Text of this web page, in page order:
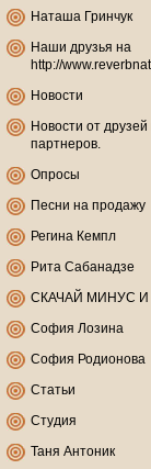
Наташа Гринчук
Наши друзья на
http://
Новости
Новости от друзей
партнеров.
Опросы
Песни на продажу
Регина Кемпл
Рита Сабанадзе
СКАЧАЙ МИНУС
София Лозина
София Родионова
Статьи
Студия
Таня Антоник